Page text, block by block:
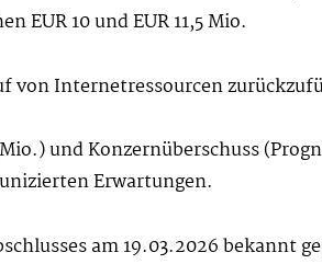
10 und EUR 11,5 Mio.
von Internetressourcen
und Konzernüberschuss
Erwartungen.
am 19.03.2026 bekannt